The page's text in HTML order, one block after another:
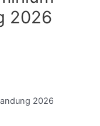
2026
2026